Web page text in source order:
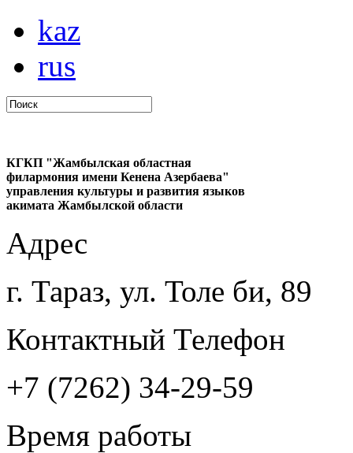
kaz
rus
КГКП "Жамбылская областная
филармония имени Кенена Азербаева"
управления культуры и развития языков
акимата Жамбылской области
Адрес
г. Тараз, ул. Толе би, 89
Контактный Телефон
+7 (7262) 34-29-59
Время работы